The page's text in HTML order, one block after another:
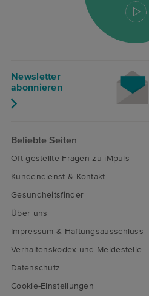
Newsletter
abonnieren
Beliebte Seiten
Oft gestellte Fragen zu iMpuls
Kundendienst & Kontakt
Gesundheitsfinder
Über uns
Impressum & Haftungsausschluss
Verhaltenskodex und Meldestelle
Datenschutz
Cookie-Einstellungen